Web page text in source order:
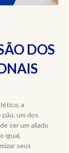
DOS
a
um dos
ser um aliado
igual,
seus